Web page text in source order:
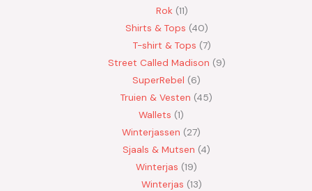
Rok 11
Shirts & Tops 40
T-shirt & Tops 7
Street Called Madison 9
SuperRebel
6
Truien & Vesten 45
Wallets 1
Winterjassen
27
Sjaals & Mutsen 4
Winterjas 19
Winterjas 13